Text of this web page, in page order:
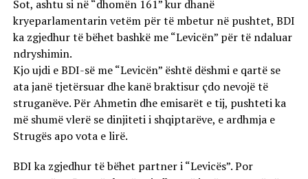
Sot, ashtu si në “dhomën 161” kur dhanë
kryeparlamentarin vetëm për të mbetur në pushtet, BDI
ka zgjedhur të bëhet bashkë me “Levicën” për të ndaluar
ndryshimin.
Kjo ujdi e BDI-së me “Levicën” është dëshmi e qartë se
ata janë tjetërsuar dhe kanë braktisur çdo nevojë të
struganëve. Për Ahmetin dhe emisarët e tij, pushteti ka
më shumë vlerë se dinjiteti i shqiptarëve, e ardhmja e
Strugës apo vota e lirë.
BDI ka zgjedhur të bëhet partner i “Levicës”. Por